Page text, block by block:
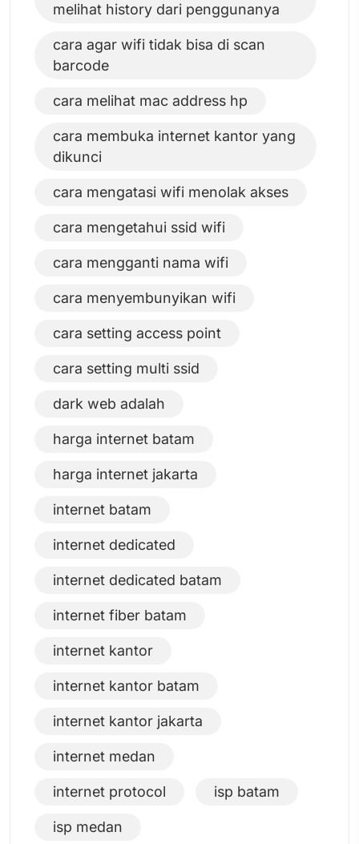
melihat history dari penggunanya
cara agar wifi tidak bisa di scan
barcode
cara melihat mac address hp
cara membuka internet kantor yang
dikunci
cara mengatasi wifi menolak akses
cara mengetahui ssid wifi
cara mengganti nama wifi
cara menyembunyikan wifi
cara setting access point
cara setting multi ssid
dark web adalah
harga internet batam
harga internet jakarta
internet batam
internet dedicated
internet dedicated batam
internet fiber batam
internet kantor
internet kantor batam
internet kantor jakarta
internet medan
internet protocol isp batam
isp medan